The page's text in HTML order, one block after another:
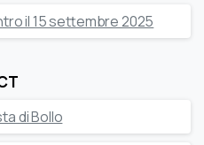
il 15 settembre 2025
di Bollo